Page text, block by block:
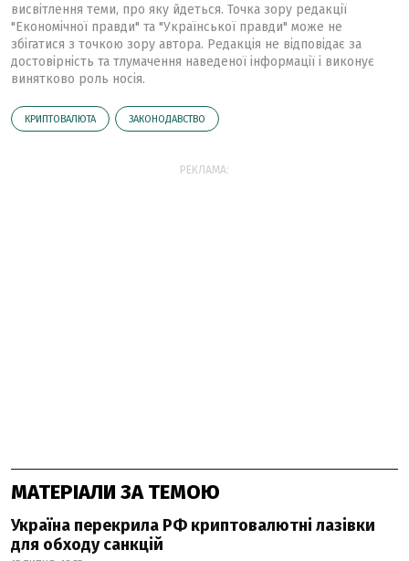
висвітлення теми, про яку йдеться. Точка зору редакції
"Економічної правди" та "Української правди" може не
збігатися з точкою зору автора. Редакція не відповідає за
достовірність та тлумачення наведеної інформації і виконує
винятково роль носія.
КРИПТОВАЛЮТА ЗАКОНОДАВСТВО
РЕКЛАМА:
МАТЕРІАЛИ ЗА ТЕМОЮ
Україна перекрила РФ криптовалютні лазівки
для обходу санкцій